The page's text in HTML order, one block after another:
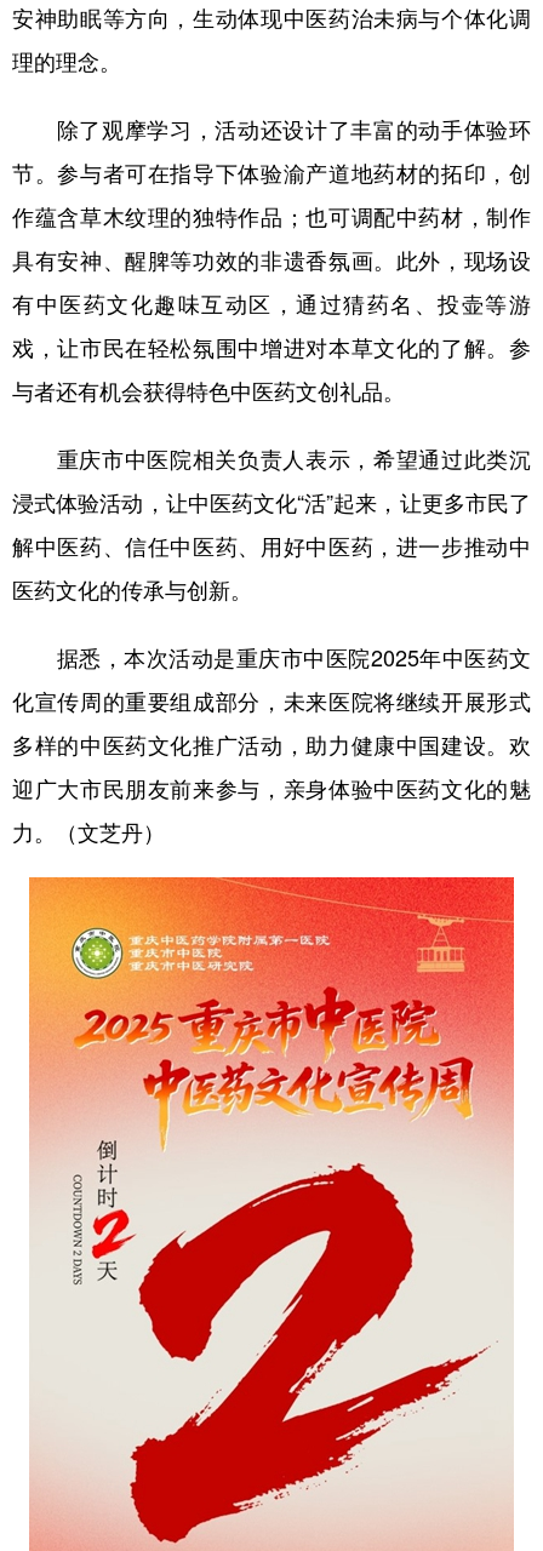
安神助眠等方向，生动体现中医药治未病与个体化调
理的理念。
除了观摩学习，活动还设计了丰富的动手体验环
节。参与者可在指导下体验渝产道地药材的拓印，创
作蕴含草木纹理的独特作品；也可调配中药材，制作
具有安神、醒脾等功效的非遗香氛画。此外，现场设
有中医药文化趣味互动区，通过猜药名、投壶等游
戏，让市民在轻松氛围中增进对本草文化的了解。参
与者还有机会获得特色中医药文创礼品。
重庆市中医院相关负责人表示，希望通过此类沉
浸式体验活动，让中医药文化“活”起来，让更多市民了
解中医药、信任中医药、用好中医药，进一步推动中
医药文化的传承与创新。
据悉，本次活动是重庆市中医院2025年中医药文
化宣传周的重要组成部分，未来医院将继续开展形式
多样的中医药文化推广活动，助力健康中国建设。欢
迎广大市民朋友前来参与，亲身体验中医药文化的魅
力。（文芝丹）